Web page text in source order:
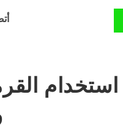
استخدام